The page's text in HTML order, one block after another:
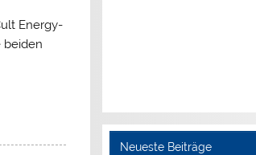
Energy-
beiden
Neueste Beiträge